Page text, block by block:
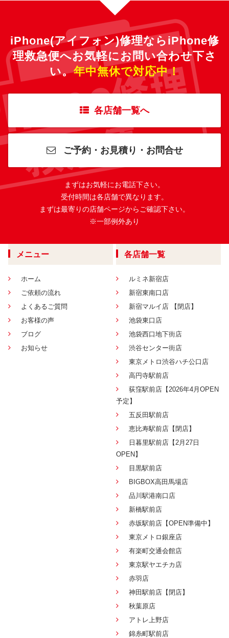
iPhone(アイフォン)修理ならiPhone修
理救急便へお気軽にお問い合わせ下さ
い。年中無休で対応中！
各店舗一覧へ
ご予約・お見積り・お問合せ
まずはお気軽にお電話下さい。
受付時間は各店舗で異なります。
まずは最寄りの店舗ページからご確認下さい。
※一部例外あり
メニュー
ホーム
ご依頼の流れ
よくあるご質問
お客様の声
ブログ
お知らせ
各店舗一覧
ルミネ新宿店
新宿東南口店
新宿マルイ店 【閉店】
池袋東口店
池袋西口地下街店
渋谷センター街店
東京メトロ渋谷ハチ公口店
高円寺駅前店
荻窪駅前店【2026年4月OPEN
予定】
五反田駅前店
恵比寿駅前店【閉店】
日暮里駅前店【2月27日
OPEN】
目黒駅前店
BIGBOX高田馬場店
品川駅港南口店
新橋駅前店
赤坂駅前店【OPEN準備中】
東京メトロ銀座店
有楽町交通会館店
東京駅ヤエチカ店
赤羽店
神田駅前店【閉店】
秋葉原店
アトレ上野店
錦糸町駅前店